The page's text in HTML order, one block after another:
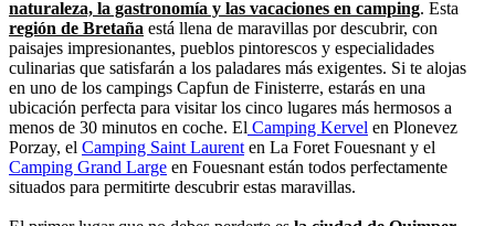
naturaleza, la gastronomía y las vacaciones en camping. Esta
región de Bretaña está llena de maravillas por descubrir, con
paisajes impresionantes, pueblos pintorescos y especialidades
culinarias que satisfarán a los paladares más exigentes. Si te alojas
en uno de los campings Capfun de Finisterre, estarás en una
ubicación perfecta para visitar los cinco lugares más hermosos a
menos de 30 minutos en coche. El Camping Kervel en Plonevez
Porzay, el Camping Saint Laurent en La Foret Fouesnant y el
Camping Grand Large en Fouesnant están todos perfectamente
situados para permitirte descubrir estas maravillas.